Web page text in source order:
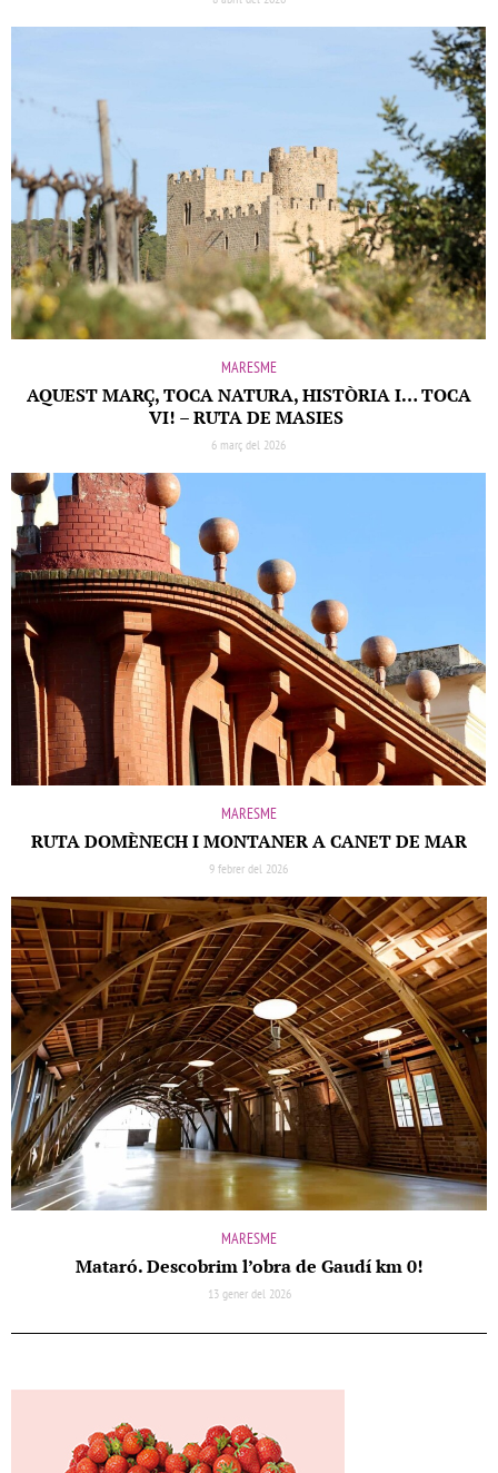
MARESME
AQUEST MARÇ, TOCA NATURA, HISTÒRIA I… TOCA
VI! – RUTA DE MASIES
6 març del 2026
MARESME
RUTA DOMÈNECH I MONTANER A CANET DE MAR
9 febrer del 2026
MARESME
Mataró. Descobrim l’obra de Gaudí km 0!
13 gener del 2026